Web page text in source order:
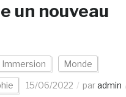
un nouveau
Immersion Monde
15/06/2022 paradmin